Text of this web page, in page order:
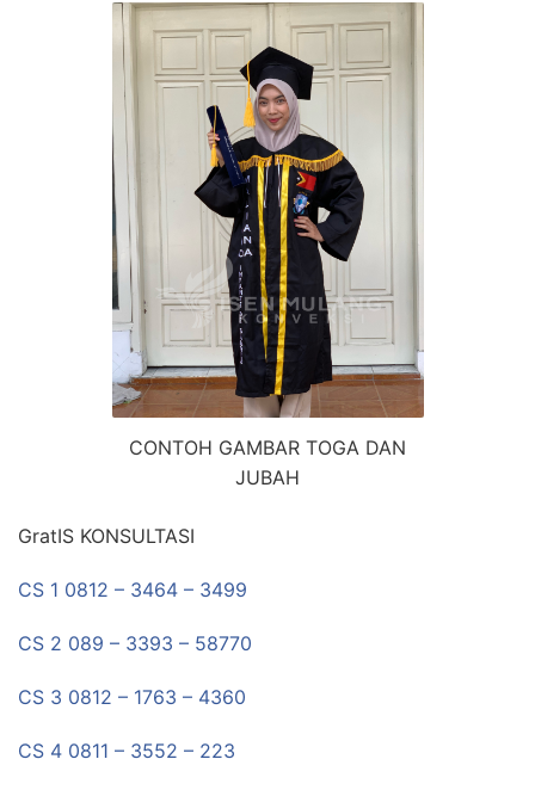
CONTOH GAMBAR TOGA DAN
JUBAH
GratIS KONSULTASI
CS 1 0812 – 3464 – 3499
CS 2 089 – 3393 – 58770
CS 3 0812 – 1763 – 4360
CS 4 0811 – 3552 – 223